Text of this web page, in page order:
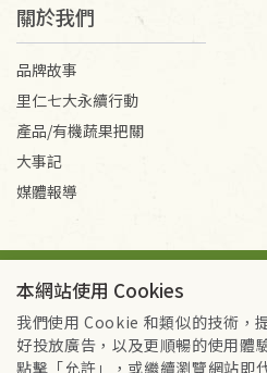
關於我們
品牌故事
里仁七大永續行動
產品/有機蔬果把關
大事記
媒體報導
Copyright © 2026 里仁事業股份
里仁網購股份有限公司
All Rights
本網站使用 Cookies
我們使用 Cookie 和類似的技術，
好投放廣告，以及更順暢的使用體
點擊「允許」，或繼續瀏覽網站即